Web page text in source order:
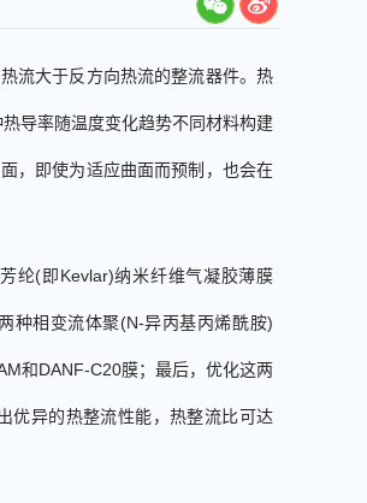
流大于反方向热流的整流器件。热
导率随温度变化趋势不同材料构建
，即使为适应曲面而预制，也会在
纶(即Kevlar)纳米纤维气凝胶薄膜
种相变流体聚(N-异丙基丙烯酰胺)
和DANF-C20膜； 最后，优化这两
优异的热整流性能，热整流比可达